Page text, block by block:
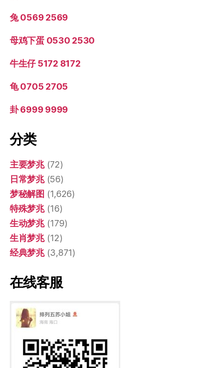
兔 0569 2569
母鸡下蛋 0530 2530
牛生仔 5172 8172
龟 0705 2705
卦 6999 9999
分类
主要梦兆(72)
日常梦兆(56)
梦秘解图 (1,626)
特殊梦兆(16)
生动梦兆(179)
生肖梦兆(12)
经典梦兆(3,871)
在线客服